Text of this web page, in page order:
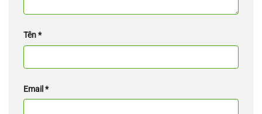
Tên*
Email *